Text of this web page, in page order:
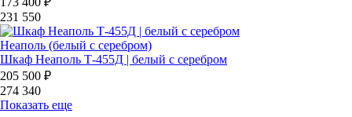
231 550
Неаполь (белый с серебром)
Шкаф Неаполь Т-455Д | белый с серебром
205 500 ₽
274 340
Показать еще